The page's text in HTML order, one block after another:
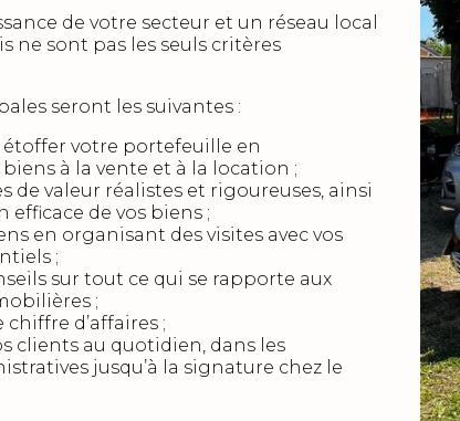
de votre secteur et un réseau local
ne sont pas les seuls critères
seront les suivantes :
votre portefeuille en
à la vente et à la location ;
de valeur réalistes et rigoureuses, ainsi
de vos biens ;
en organisant des visites avec vos
;
sur tout ce qui se rapporte aux
;
d’affaires ;
clients au quotidien, dans les
jusqu’à la signature chez le